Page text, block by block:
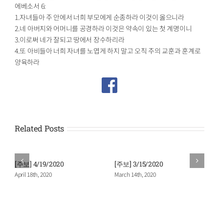
에베소서 6:
1.자녀들아 주 안에서 너희 부모에게 순종하라 이것이 옳으니라
2.네 아버지와 어머니를 공경하라 이것은 약속이 있는 첫 계명이니
3.이로써 네가 잘되고 땅에서 장수하리라
4.또 아비들아 너희 자녀를 노엽게 하지 말고 오직 주의 교훈과 훈계로
양육하라
Related Posts
[주보] 4/19/2020
April 18th, 2020
[주보] 3/15/2020
March 14th, 2020